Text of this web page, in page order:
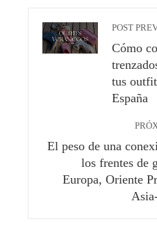
POST
Cómo
tus
España
El peso de una
los frentes de
Europa, Oriente